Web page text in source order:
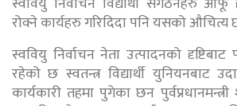
रोक्ने कार्यहरु गरिदिदा पनि यसको औचित्य
स्ववियु निर्वाचन नेता उत्पादनको
रहेको छ स्वतन्त्र विद्यार्थी युनियनबाट
कार्यकारी तहमा पुगेका छन